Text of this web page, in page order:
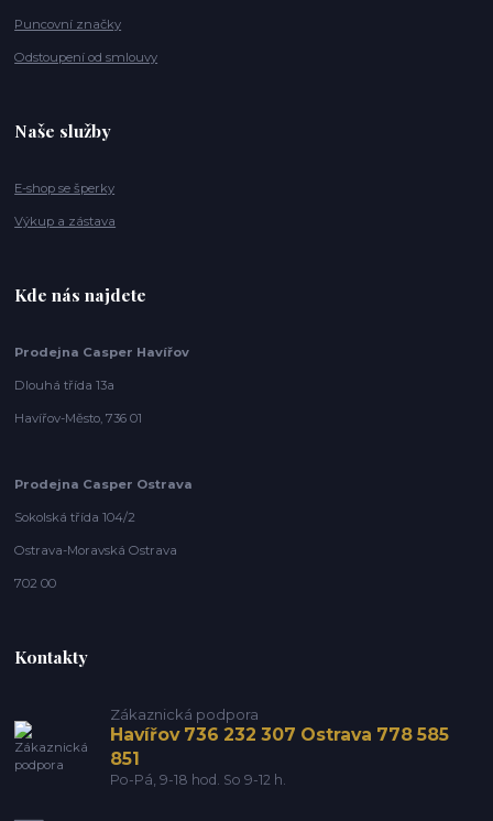
Puncovní značky
Odstoupení od smlouvy
Naše služby
E-shop se šperky
Výkup a zástava
Kde nás najdete
Prodejna Casper Havířov
Dlouhá třída 13a
Havířov-Město, 736 01
Prodejna Casper Ostrava
Sokolská třída 104/2
Ostrava-Moravská Ostrava
702 00
Kontakty
Zákaznická podpora
Havířov 736 232 307 Ostrava 778 585
851
Po-Pá, 9-18 hod. So 9-12 h.